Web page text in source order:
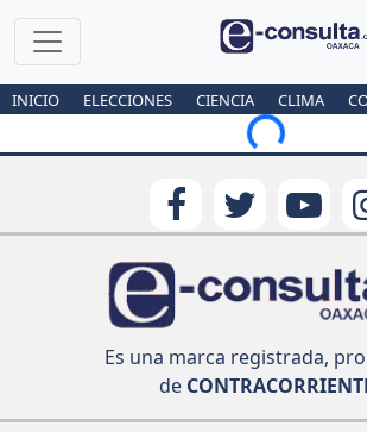
INICIO ELECCIONES CIENCIA CLIMA
Loading...
Es una marca registrada,
de